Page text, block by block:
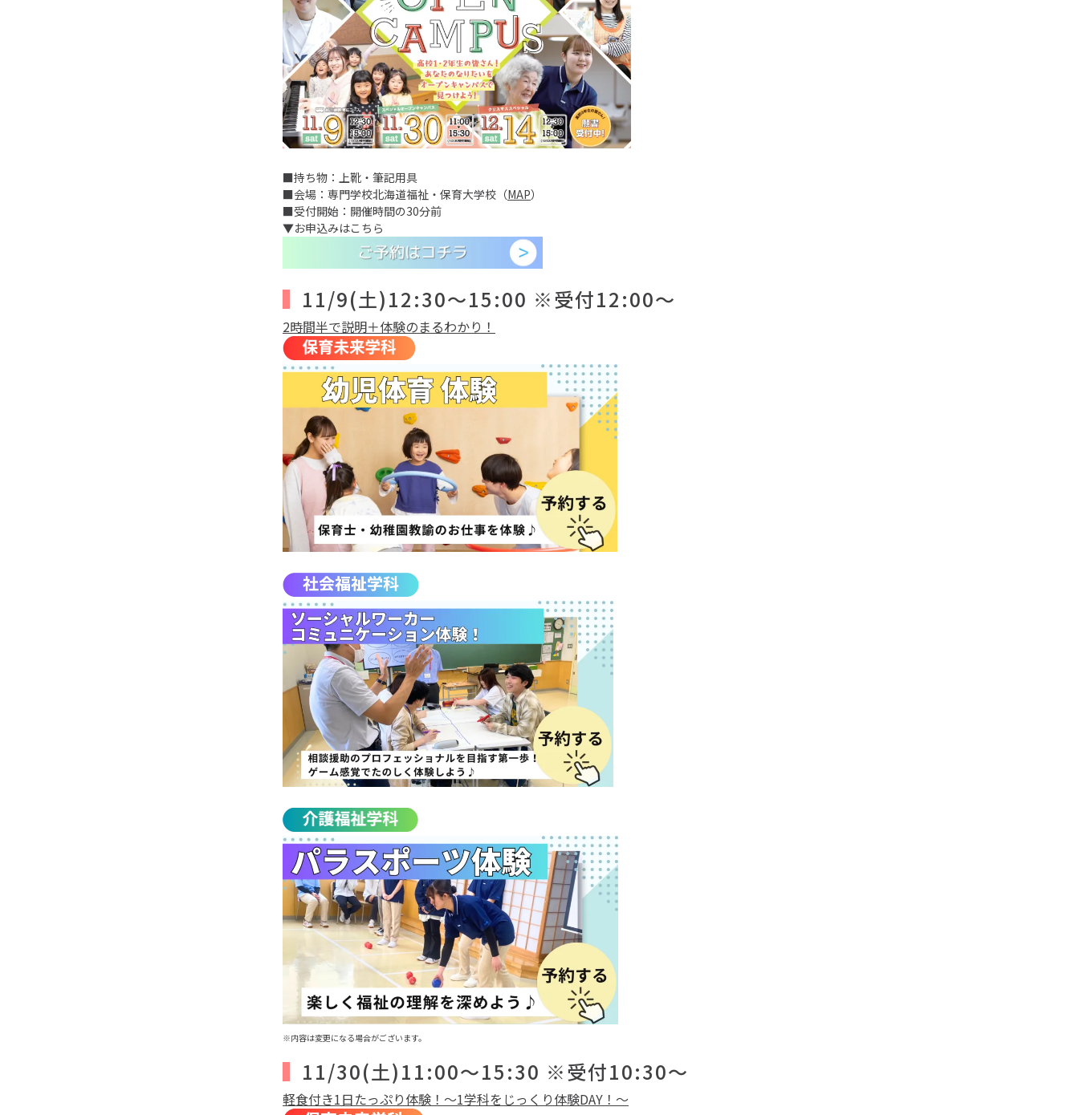
■持ち物：上靴・筆記用具
■会場：専門学校北海道福祉・保育大学校（MAP）
■受付開始：開催時間の30分前
▼お申込みはこちら
11/9(土)12:30～15:00 ※受付12:00～
2時間半で説明＋体験のまるわかり！
※内容は変更になる場合がございます。
11/30(土)11:00～15:30 ※受付10:30～
軽食付き1日たっぷり体験！～1学科をじっくり体験DAY！～